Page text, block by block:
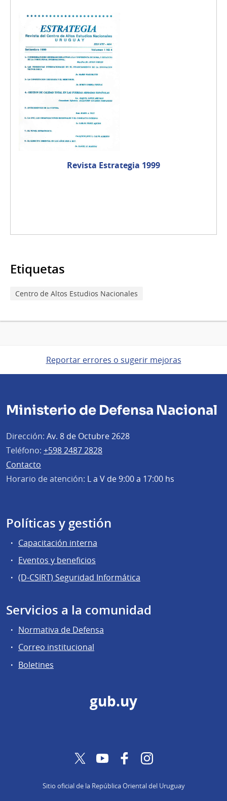
Revista Estrategia 1999
Etiquetas
Centro de Altos Estudios Nacionales
Reportar errores o sugerir mejoras
Ministerio de Defensa Nacional
Dirección: Av. 8 de Octubre 2628
Teléfono: +598 2487 2828
Contacto
Horario de atención: L a V de 9:00 a 17:00 hs
Políticas y gestión
Capacitación interna
Eventos y beneficios
(D-CSIRT) Seguridad Informática
Servicios a la comunidad
Normativa de Defensa
Correo institucional
Boletines
gub.uy
TwitterYouTubeFacebookInstagram
Sitio oficial de la República Oriental del Uruguay